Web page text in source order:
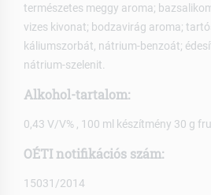
természetes meggy aroma;
vizes kivonat; bodzavirág aroma;
káliumszorbát, nátrium-benzoát;
nátrium-szelenit.
Alkohol-tartalom:
0,43 V/V% , 100 ml készítmény 30 g
OÉTI notifikációs szám:
15031/2014